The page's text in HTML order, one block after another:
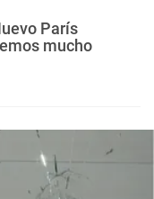
París
mucho